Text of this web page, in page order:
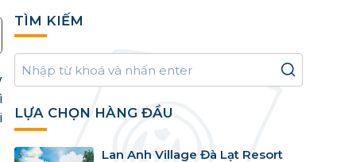
TÌM KIẾM
LỰA CHỌN HÀNG ĐẦU
Lan Anh Village Đà Lạt Resort